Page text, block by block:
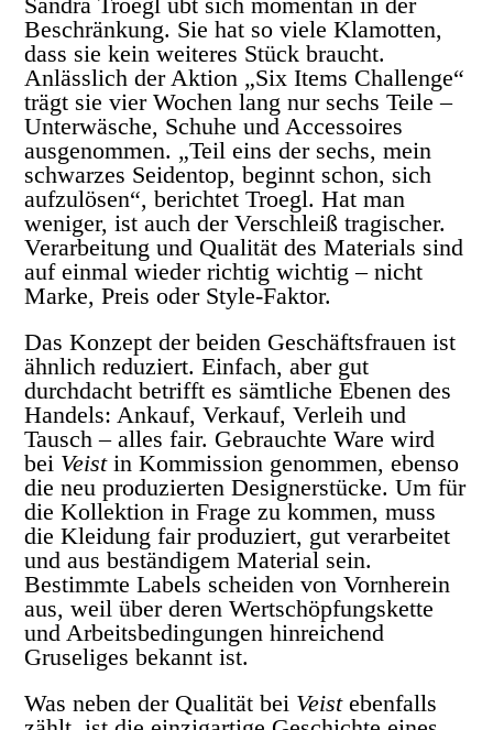
Beschränkung. Sie hat so viele Klamotten,
dass sie kein weiteres Stück braucht.
Anlässlich der Aktion „Six Items Challenge“
trägt sie vier Wochen lang nur sechs Teile –
Unterwäsche, Schuhe und Accessoires
ausgenommen. „Teil eins der sechs, mein
schwarzes Seidentop, beginnt schon, sich
aufzulösen“, berichtet Troegl. Hat man
weniger, ist auch der Verschleiß tragischer.
Verarbeitung und Qualität des Materials sind
auf einmal wieder richtig wichtig – nicht
Marke, Preis oder Style-Faktor.
Das Konzept der beiden Geschäftsfrauen ist
ähnlich reduziert. Einfach, aber gut
durchdacht betrifft es sämtliche Ebenen des
Handels: Ankauf, Verkauf, Verleih und
Tausch – alles fair. Gebrauchte Ware wird
bei Veistin Kommission genommen, ebenso
die neu produzierten Designerstücke. Um für
die Kollektion in Frage zu kommen, muss
die Kleidung fair produziert, gut verarbeitet
und aus beständigem Material sein.
Bestimmte Labels scheiden von Vornherein
aus, weil über deren Wertschöpfungskette
und Arbeitsbedingungen hinreichend
Gruseliges bekannt ist.
Was neben der Qualität bei Veistebenfalls